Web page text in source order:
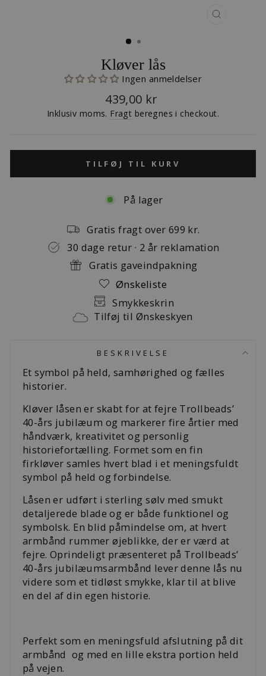
Kløver lås
Ingen anmeldelser
Normalpris
439,00 kr
Inklusiv moms. Fragt beregnes i checkout.
TILFØJ TIL KURV
På lager
Gratis fragt over 699 kr.
30 dage retur · 2 år reklamation
Gratis gaveindpakning
Ønskeliste
Smykkeskrin
Tilføj til Ønskeskyen
BESKRIVELSE
Et symbol på held, samhørighed og fælles
historier.
Kløver låsen er skabt for at fejre Trollbeads’
40-års jubilæum og markerer fire årtier med
håndværk, kreativitet og personlig
historiefortælling. Formet som en fin
firkløver samles hvert blad i et meningsfuldt
symbol på held og forbindelse.
Låsen er udført i sterling sølv med smukt
detaljerede blade og er både funktionel og
symbolsk. En blid påmindelse om, at hvert
armbånd rummer øjeblikke, der er værd at
fejre. Oprindeligt præsenteret på Trollbeads’
40-års jubilæumsarmbånd lever denne lås nu
videre som et tidløst smykke, klar til at blive
en del af din egen historie.
Perfekt som en meningsfuld afslutning på dit
armbånd og med en lille ekstra portion held
på vejen.